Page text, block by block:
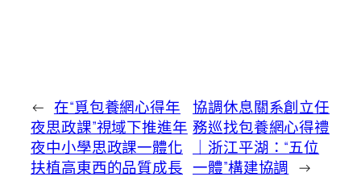
← 在“覓包養網心得年
夜思政課”視域下推進年
夜中小學思政課一體化
扶植高東西的品質成長
協調休息關系創立任
務巡找包養網心得禮
｜浙江平湖：“五位
一體”構建協調 →